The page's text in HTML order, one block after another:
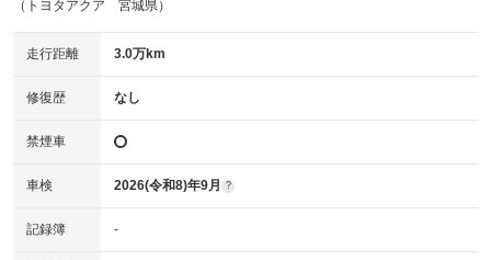
（トヨタアクア 宮城県）
走行距離 3.0万km
修復歴 なし
禁煙車
車検 2026(令和8)年9月 ?
記録簿 -